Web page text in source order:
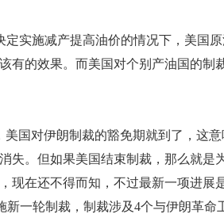
施减产提高油价的情况下，美国原
有的效果。而美国对个别产油国的制
对伊朗制裁的豁免期就到了，这意
失。但如果美国结束制裁，那么就是
现在还不得而知，不过最新一项进展
新一轮制裁，制裁涉及4个与伊朗革命